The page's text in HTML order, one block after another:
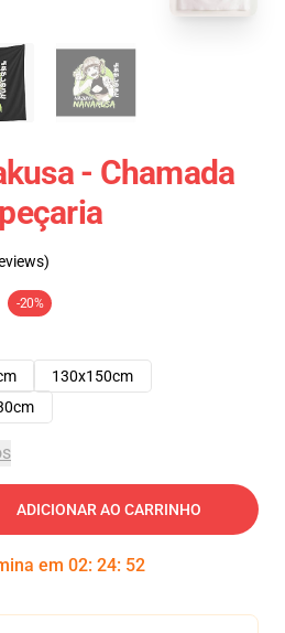
- Chamada
-20%
130x150cm
ADICIONAR AO CARRINHO
em 02: 24: 52